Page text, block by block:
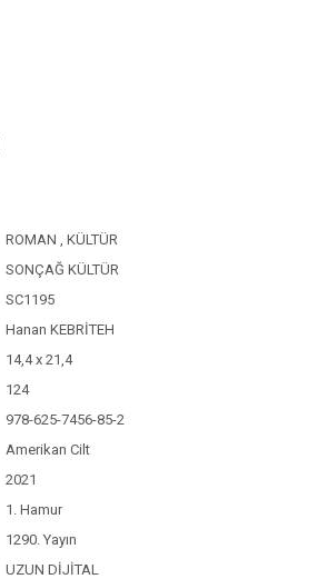
ROMAN ,KÜLTÜR
SONÇAĞ KÜLTÜR
SC1195
Hanan KEBRİTEH
14,4 x 21,4
124
978-625-7456-85-2
Amerikan Cilt
2021
1. Hamur
1290. Yayın
UZUN DİJİTAL